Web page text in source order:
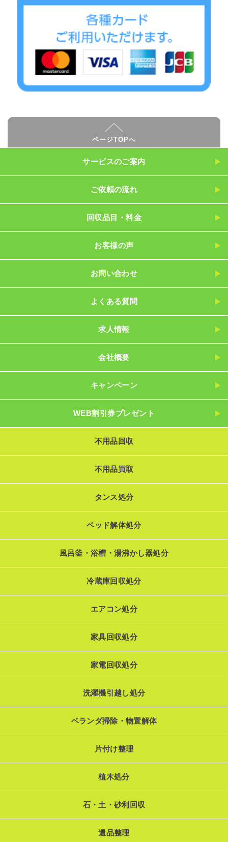
ページTOPへ
サービスのご案内
ご依頼の流れ
回収品目・料金
お客様の声
お問い合わせ
よくある質問
求人情報
会社概要
キャンペーン
WEB割引券プレゼント
不用品回収
不用品買取
タンス処分
ベッド解体処分
風呂釜・浴槽・湯沸かし器処分
冷蔵庫回収処分
エアコン処分
家具回収処分
家電回収処分
洗濯機引越し処分
ベランダ掃除・物置解体
片付け整理
植木処分
石・土・砂利回収
遺品整理